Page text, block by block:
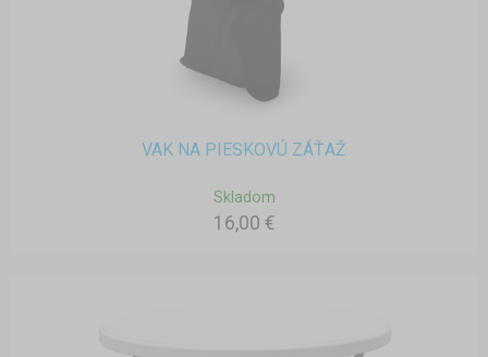
VAK NA PIESKOVÚ ZÁŤAŽ
Skladom
16,00 €